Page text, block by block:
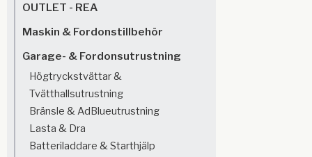
OUTLET - REA
Maskin & Fordonstillbehör
Garage- & Fordonsutrustning
Högtryckstvättar &
Tvätthallsutrustning
Bränsle & AdBlueutrustning
Lasta & Dra
Batteriladdare & Starthjälp